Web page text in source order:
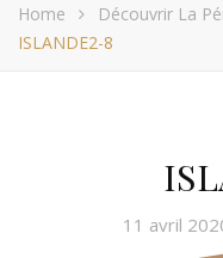
Home
Découvrir La
ISLANDE2-8
11 avril